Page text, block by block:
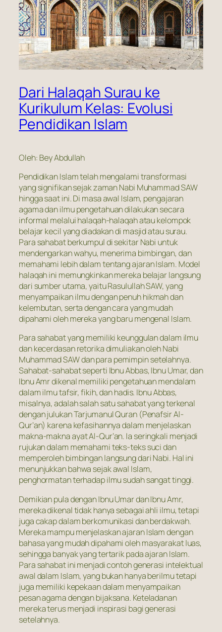
Dari Halaqah Surau ke
Kurikulum Kelas: Evolusi
Pendidikan Islam
Oleh: Bey Abdullah
Pendidikan Islam telah mengalami transformasi
yang signifikan sejak zaman Nabi Muhammad SAW
hingga saat ini. Di masa awal Islam, pengajaran
agama dan ilmu pengetahuan dilakukan secara
informal melalui halaqah-halaqah atau kelompok
belajar kecil yang diadakan di masjid atau surau.
Para sahabat berkumpul di sekitar Nabi untuk
mendengarkan wahyu, menerima bimbingan, dan
memahami lebih dalam tentang ajaran Islam. Model
halaqah ini memungkinkan mereka belajar langsung
dari sumber utama, yaitu Rasulullah SAW, yang
menyampaikan ilmu dengan penuh hikmah dan
kelembutan, serta dengan cara yang mudah
dipahami oleh mereka yang baru mengenal Islam.
Para sahabat yang memiliki keunggulan dalam ilmu
dan kecerdasan retorika dimuliakan oleh Nabi
Muhammad SAW dan para pemimpin setelahnya.
Sahabat-sahabat seperti Ibnu Abbas, Ibnu Umar, dan
Ibnu Amr dikenal memiliki pengetahuan mendalam
dalam ilmu tafsir, fikih, dan hadis. Ibnu Abbas,
misalnya, adalah salah satu sahabat yang terkenal
dengan julukan Tarjumanul Quran (Penafsir Al-
Qur’an) karena kefasihannya dalam menjelaskan
makna-makna ayat Al-Qur’an. Ia seringkali menjadi
rujukan dalam memahami teks-teks suci dan
memperoleh bimbingan langsung dari Nabi. Hal ini
menunjukkan bahwa sejak awal Islam,
penghormatan terhadap ilmu sudah sangat tinggi.
Demikian pula dengan Ibnu Umar dan Ibnu Amr,
mereka dikenal tidak hanya sebagai ahli ilmu, tetapi
juga cakap dalam berkomunikasi dan berdakwah.
Mereka mampu menjelaskan ajaran Islam dengan
bahasa yang mudah dipahami oleh masyarakat luas,
sehingga banyak yang tertarik pada ajaran Islam.
Para sahabat ini menjadi contoh generasi intelektual
awal dalam Islam, yang bukan hanya berilmu tetapi
juga memiliki kepekaan dalam menyampaikan
pesan agama dengan bijaksana. Keteladanan
mereka terus menjadi inspirasi bagi generasi
setelahnya.